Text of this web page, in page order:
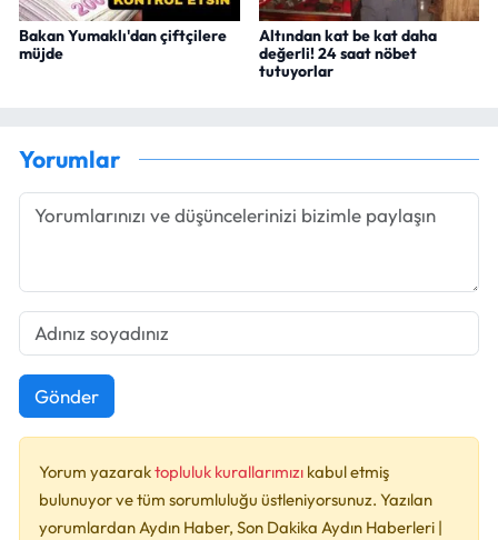
Bakan Yumaklı'dan çiftçilere
müjde
Altından kat be kat daha
değerli! 24 saat nöbet
tutuyorlar
Yorumlar
Gönder
Yorum yazaraktopluluk kurallarımızı kabul etmiş
bulunuyor ve tüm sorumluluğu üstleniyorsunuz. Yazılan
yorumlardan Aydın Haber, Son Dakika Aydın Haberleri |